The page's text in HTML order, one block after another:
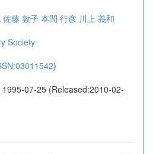
佐藤 敦子 本間 行彦 川上 義和
Society
)
07-25 (Released:2010-02-